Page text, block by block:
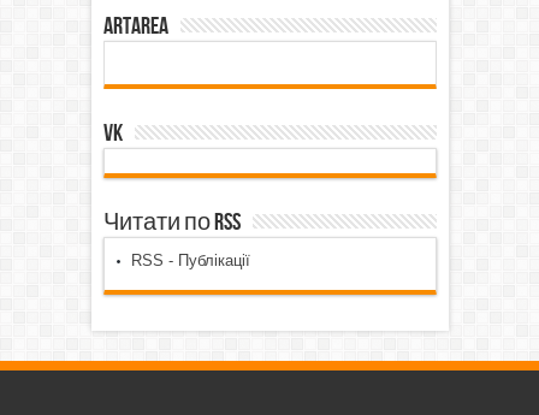
ArtArea
VK
Читати по RSS
RSS - Публікації